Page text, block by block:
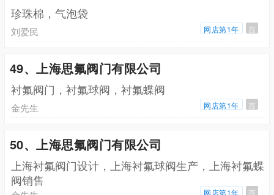
珍珠棉，气泡袋
刘爱民 网店第1年 百
49、上海思氟阀门有限公司
衬氟阀门，衬氟球阀，衬氟蝶阀
金先生 网店第1年 百
50、上海思氟阀门有限公司
上海衬氟阀门设计，上海衬氟球阀生产，上海衬氟蝶
阀销售
网店第1年 百